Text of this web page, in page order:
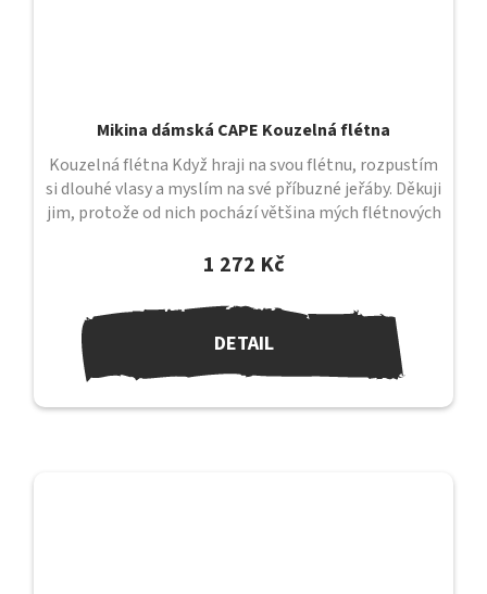
Mikina dámská CAPE Kouzelná flétna
1 272 Kč
DETAIL
Kouzelná flétna Když hraji na svou flétnu, rozpustím
si dlouhé vlasy a myslím na své příbuzné jeřáby. Děkuji
jim, protože od nich pochází většina mých flétnových